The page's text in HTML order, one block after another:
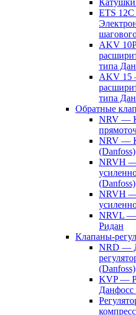
Катушки
ETS
AKV
типа
AKV 15
типа
Обратные
NRV —
NRV —
(Danfoss)
NRVH —
(Danfoss)
NRVH —
NRVL —
Ридан
Клапаны-
NRD —
(Danfoss)
KVP —
Данфосс